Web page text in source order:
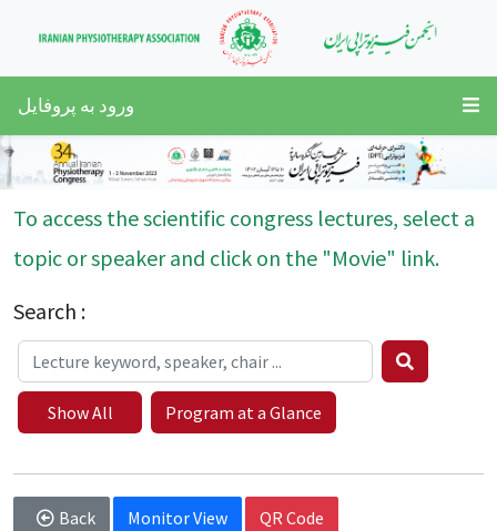
ورود به پروفایل
To access the scientific congress lectures, select a
topic or speaker and click on the "Movie" link.
Search :
Show All Program at a Glance
Back Monitor View QR Code